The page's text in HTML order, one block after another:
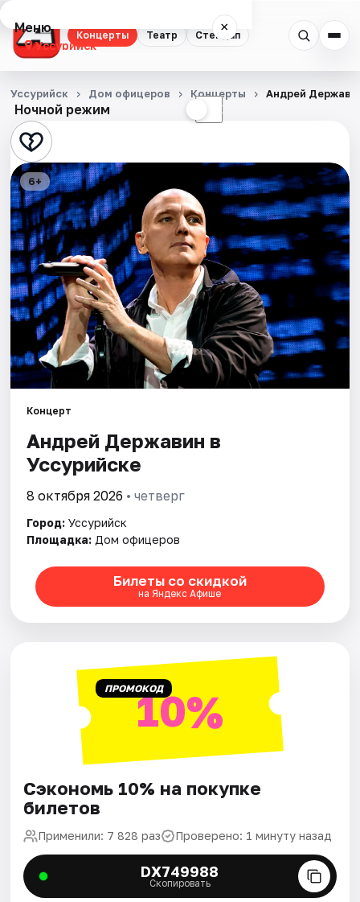
Концерты Театр Стендап
Меню ×
Уссурийск
Концерты
Театр
Стендап
События
Города
Площадки
Артисты
Рейтинги
Ночной режим ☾
Уссурийск Дом офицеров Концерты Андрей
6+
Концерт
Андрей Державин в
Уссурийске
8 октября 2026 • четверг
Город: Уссурийск
Площадка: Дом офицеров
Билеты со скидкой
на Яндекс Афише
ПРОМОКОД10%
Сэкономь 10% на покупке
билетов
Применили: 7 828 раз Проверено: 1 минуту назад
DX749988
Скопировать